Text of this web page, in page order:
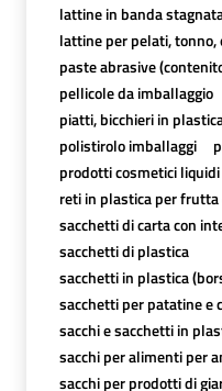
lattine in banda
lattine per pelati, tonno,
paste abrasive
pellicole da imballaggio
piatti, bicchieri in
polistirolo imballaggi
prodotti cosmetici liquidi
reti in plastica per frutta
sacchetti di carta con
sacchetti di plastica
sacchetti in plastica
sacchetti per patatine e
sacchi e sacchetti in
sacchi per alimenti per
sacchi per prodotti di